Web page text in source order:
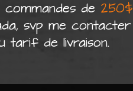
de 250$
svp me contacter
tarif de livraison.